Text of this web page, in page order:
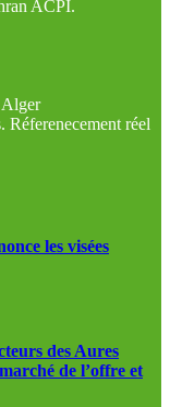
ACPI.
Alger
réel
les visées
des Aures
de l’offre et